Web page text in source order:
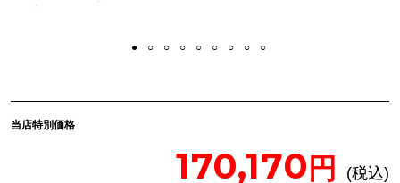
当店特別価格
170,170